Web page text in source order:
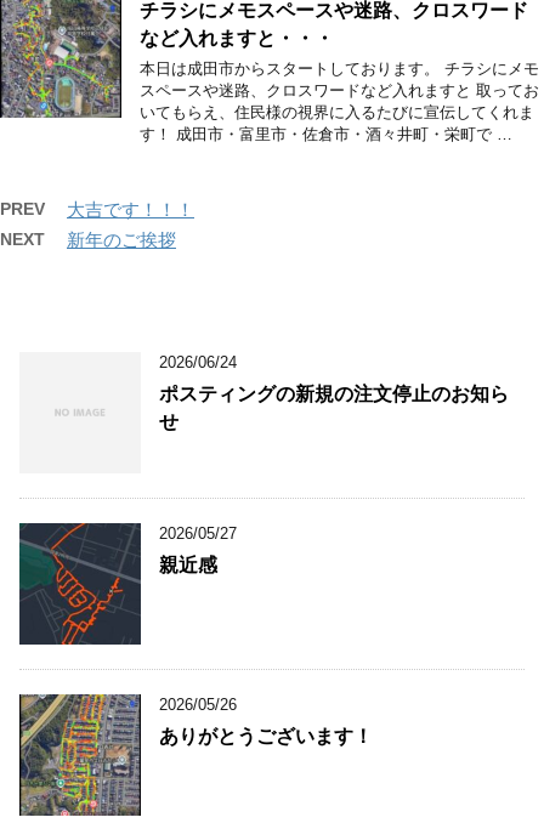
チラシにメモスペースや迷路、クロスワード
など入れますと・・・
本日は成田市からスタートしております。 チラシにメモ
スペースや迷路、クロスワードなど入れますと 取ってお
いてもらえ、住民様の視界に入るたびに宣伝してくれま
す！ 成田市・富里市・佐倉市・酒々井町・栄町で …
PREV 大吉です！！！
NEXT 新年のご挨拶
2026/06/24
ポスティングの新規の注文停止のお知ら
せ
2026/05/27
親近感
2026/05/26
ありがとうございます！